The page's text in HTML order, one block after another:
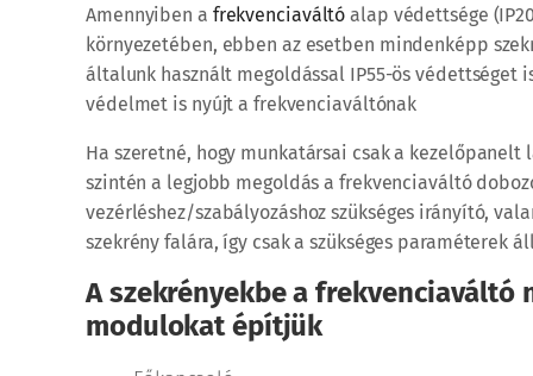
Amennyiben a frekvenciaváltó alap védettsége
környezetében, ebben az esetben mindenképp
általunk használt megoldással IP55-ös védettséget
védelmet is nyújt a frekvenciaváltónak
Ha szeretné, hogy munkatársai csak a kezelőpanelt
szintén a legjobb megoldás a frekvenciaváltó
vezérléshez/szabályozáshoz szükséges irányító,
szekrény falára, így csak a szükséges paraméterek
A szekrényekbe a frekvenciaváltó
modulokat építjük